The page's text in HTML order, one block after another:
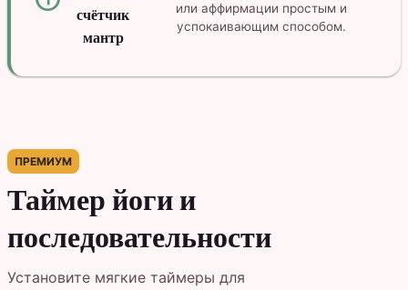
счётчик
мантр
или аффирмации простым и
успокаивающим способом.
ПРЕМИУМ
Таймер йоги и
последовательности
Установите мягкие таймеры для